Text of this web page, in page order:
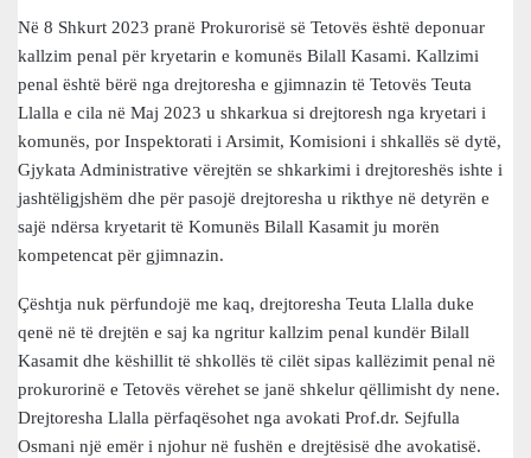
Në 8 Shkurt 2023 pranë Prokurorisë së Tetovës është deponuar
kallzim penal për kryetarin e komunës Bilall Kasami. Kallzimi
penal është bërë nga drejtoresha e gjimnazin të Tetovës Teuta
Llalla e cila në Maj 2023 u shkarkua si drejtoresh nga kryetari i
komunës, por Inspektorati i Arsimit, Komisioni i shkallës së dytë,
Gjykata Administrative vërejtën se shkarkimi i drejtoreshës ishte i
jashtëligjshëm dhe për pasojë drejtoresha u rikthye në detyrën e
sajë ndërsa kryetarit të Komunës Bilall Kasamit ju morën
kompetencat për gjimnazin.
Çështja nuk përfundojë me kaq, drejtoresha Teuta Llalla duke
qenë në të drejtën e saj ka ngritur kallzim penal kundër Bilall
Kasamit dhe këshillit të shkollës të cilët sipas kallëzimit penal në
prokurorinë e Tetovës vërehet se janë shkelur qëllimisht dy nene.
Drejtoresha Llalla përfaqësohet nga avokati Prof.dr. Sejfulla
Osmani një emër i njohur në fushën e drejtësisë dhe avokatisë.